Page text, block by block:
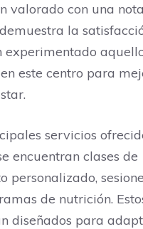
valorado con una
la
experimentado
este centro para
servicios
encuentran clases de
personalizado,
de nutrición.
diseñados para